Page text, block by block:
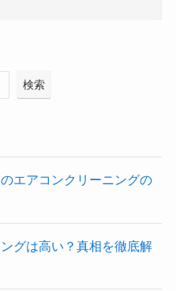
検索
エアコンクリーニングの
グは高い？真相を徹底解